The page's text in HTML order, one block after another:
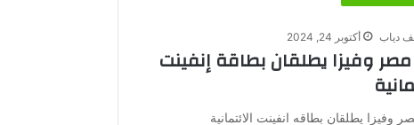
دياب أكتوبر 24, 2024
وفيزا يطلقان بطاقة إنفينت
وفيزا يطلقان بطاقه انفينت الائتمانية